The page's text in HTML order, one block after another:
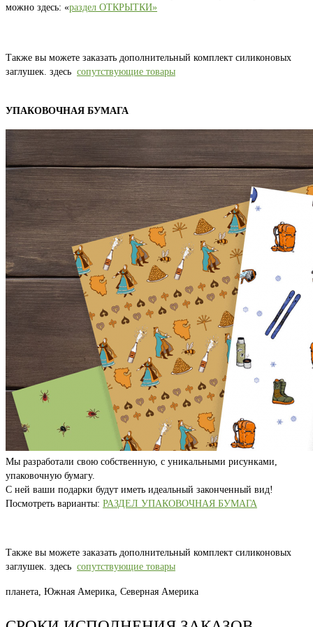
можно здесь: «раздел ОТКРЫТКИ»
Также вы можете заказать дополнительный комплект силиконовых
заглушек. здесь сопутствующие товары
УПАКОВОЧНАЯ БУМАГА
Мы разработали свою собственную, с уникальными рисунками,
упаковочную бумагу.
С ней ваши подарки будут иметь идеальный законченный вид!
Посмотреть варианты: РАЗДЕЛ УПАКОВОЧНАЯ БУМАГА
Также вы можете заказать дополнительный комплект силиконовых
заглушек. здесь сопутствующие товары
планета, Южная Америка, Северная Америка